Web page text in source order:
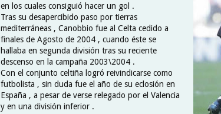
en los cuales consiguió hacer un gol .
Tras su desapercibido paso por tierras
mediterráneas , Canobbio fue al Celta cedido a
finales de Agosto de 2004 , cuando éste se
hallaba en segunda división tras su reciente
descenso en la campaña 2003\2004 .
Con el conjunto celtiña logró reivindicarse como
futbolista , sin duda fue el año de su eclosión en
España , a pesar de verse relegado por el Valencia
y en una división inferior .